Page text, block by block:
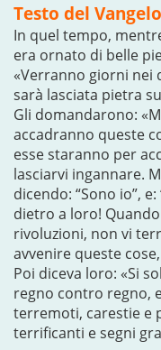
Testo del Vangelo
In quel tempo,
era ornato di belle
«Verranno giorni nei
sarà lasciata pietra
Gli domandarono:
accadranno queste
esse staranno per
lasciarvi ingannare.
dicendo: “Sono io”,
dietro a loro!
rivoluzioni, non vi
avvenire queste
Poi diceva loro: «Si
regno contro regno,
terremoti, carestie e
terrificanti e segni